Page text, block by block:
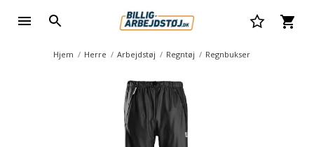
Hjem Herre Arbejdstøj Regntøj Regnbukser